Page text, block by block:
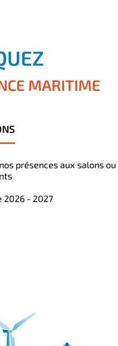
MARITIME
présences aux salons ou
2026 - 2027